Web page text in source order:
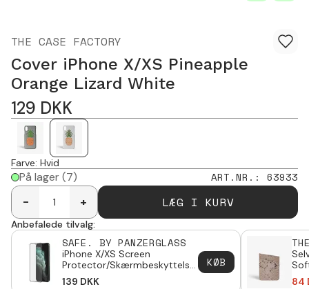
THE CASE FACTORY
Cover iPhone X/XS Pineapple
Orange Lizard White
129 DKK
Farve: Hvid
På lager(7) ART.NR. : 63933
-
+ LÆG I KURV
Anbefalede tilvalg:
SAFE. BY PANZERGLASS
iPhone X/XS Screen
Protector/Skærmbeskyttelse
Edge-To-Edge
139 DKK
KØB
84